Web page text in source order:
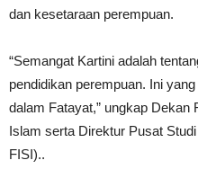
dan kesetaraan perempuan.
“Semangat Kartini adalah
pendidikan perempuan. Ini
dalam Fatayat,” ungkap
Islam serta Direktur Pusat
FISI)..